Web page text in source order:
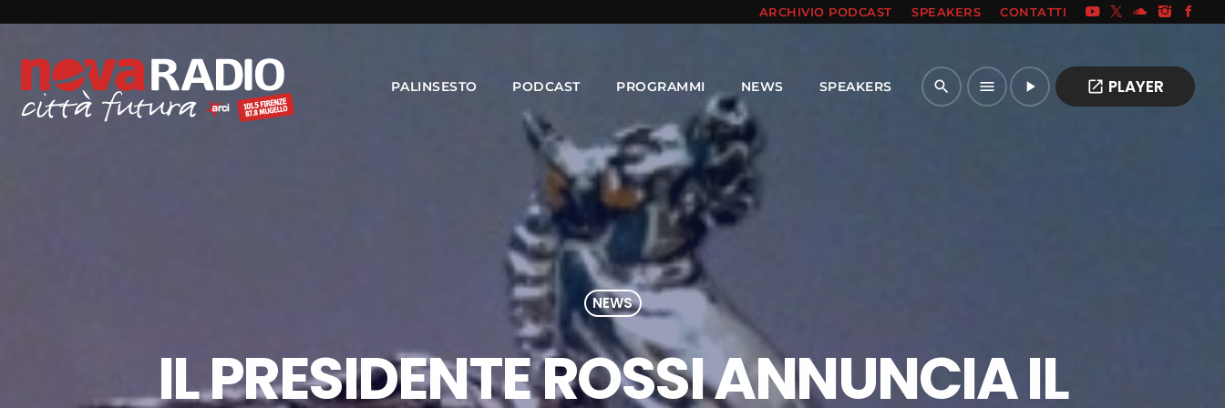
ARCHIVIO PODCAST SPEAKERS CONTATTI
PALINSESTO PODCAST PROGRAMMI NEWS SPEAKERS search menu play_arrow open_in_new PLAYER
NEWS
IL PRESIDENTE ROSSI ANNUNCIA IL